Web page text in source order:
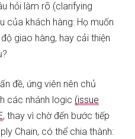
hỏi làm rõ (clarifying
của khách hàng: Họ muốn
giao hàng, hay cải thiện
đề, ứng viên nên chủ
các nhánh logic (issue
, thay vì chờ đến bước tiếp
Chain, có thể chia thành: